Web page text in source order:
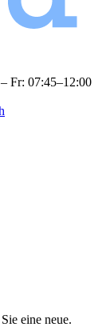
Fr: 07:45–12:00
eine neue.